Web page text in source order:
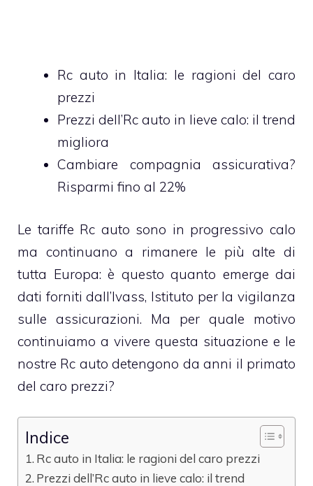
Rc auto in Italia: le ragioni del caro
prezzi
Prezzi dell’Rc auto in lieve calo: il trend
migliora
Cambiare compagnia assicurativa?
Risparmi fino al 22%
Le tariffe Rc auto sono in progressivo calo
ma continuano a rimanere le più alte di
tutta Europa: è questo quanto emerge dai
dati forniti dall’Ivass, Istituto per la vigilanza
sulle assicurazioni. Ma per quale motivo
continuiamo a vivere questa situazione e le
nostre Rc auto detengono da anni il primato
del caro prezzi?
Indice
Rc auto in Italia: le ragioni del caro prezzi
Prezzi dell’Rc auto in lieve calo: il trend